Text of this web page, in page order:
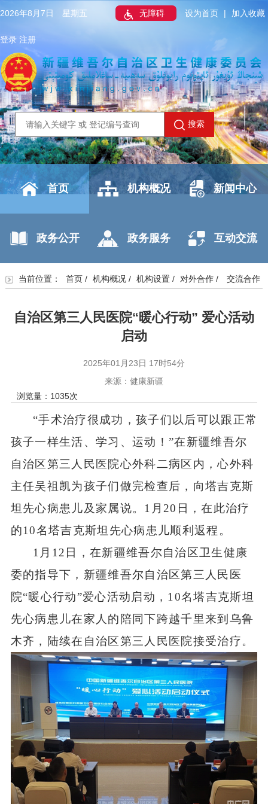
2026年8月7日 星期五 无障碍 设为首页 | 加入收藏
登录 注册
搜索
首页 机构概况 新闻中心
政务公开 政务服务 互动交流
当前位置： 首页/ 机构概况/ 机构设置/ 对外合作/ 交流合作
自治区第三人民医院“暖心行动” 爱心活动
启动
2025年01月23日 17时54分
来源：健康新疆
浏览量： 1035次
“手术治疗很成功，孩子们以后可以跟正常
孩子一样生活、学习、运动！”在新疆维吾尔
自治区第三人民医院心外科二病区内，心外科
主任吴祖凯为孩子们做完检查后，向塔吉克斯
坦先心病患儿及家属说。 1 月 20 日，在此治疗
的10名塔吉克斯坦先心病患儿顺利返程。
1 月 12 日，在新疆维吾尔自治区卫生健康
委的指导下，新疆维吾尔自治区第三人民医
院“暖心行动”爱心活动启动， 10名塔吉克斯坦
先心病患儿在家人的陪同下跨越千里来到乌鲁
木齐，陆续在自治区第三人民医院接受治疗。